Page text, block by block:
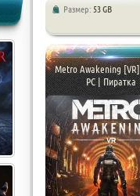
Размер: 53 GB
Metro Awakening
PC | Пиратка